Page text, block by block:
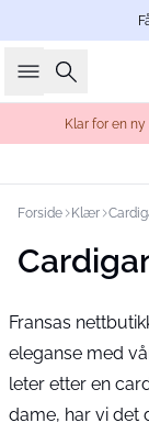
Søk
Klar for en
Forside Klær
Fransas
eleganse med
leter etter en
dame, har vi det